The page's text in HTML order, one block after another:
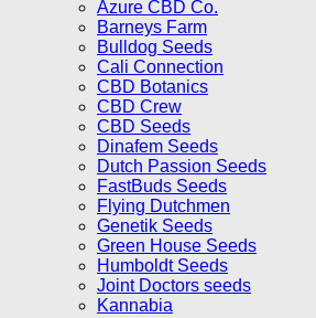
Azure CBD Co.
Barneys Farm
Bulldog Seeds
Cali Connection
CBD Botanics
CBD Crew
CBD Seeds
Dinafem Seeds
Dutch Passion Seeds
FastBuds Seeds
Flying Dutchmen
Genetik Seeds
Green House Seeds
Humboldt Seeds
Joint Doctors seeds
Kannabia